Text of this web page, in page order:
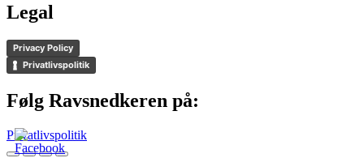
Legal
Privacy Policy
Privatlivspolitik
Følg Ravsnedkeren på:
Privatlivspolitik